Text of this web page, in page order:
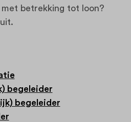
betrekking tot loon?
begeleider
begeleider